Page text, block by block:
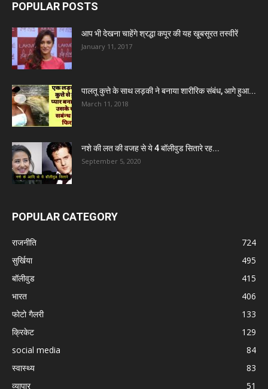
POPULAR POSTS
आप भी देखना चाहेंगे श्रद्धा कपूर की यह खूबसूरत तस्वीरें
January 11, 2017
पालतू कुत्ते के साथ लड़की ने बनाया शारीरिक संबंध, आगे हुआ...
March 11, 2018
नशे की लत की वजह से ये 4 बॉलीवुड सितारे रह...
September 5, 2020
POPULAR CATEGORY
राजनीति
724
सुर्खिया
495
बॉलीवुड
415
भारत
406
फोटो गैलरी
133
क्रिकेट
129
social media
84
स्वास्थ्य
83
व्यापार
51